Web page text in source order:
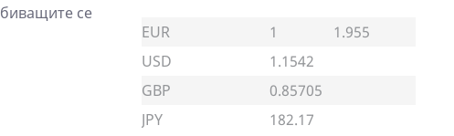
се
EUR 1
1.955
USD
1.1542
GBP
0.85705
JPY
182.17